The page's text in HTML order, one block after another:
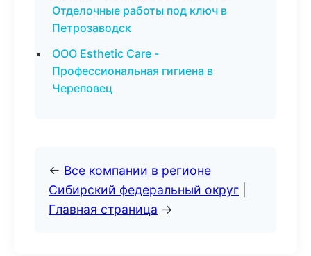
Отделочные работы под ключ в
Петрозаводск
ООО Esthetic Care -
Профессиональная гигиена в
Череповец
← Все компании в регионе
Сибирский федеральный округ
Главная страница →